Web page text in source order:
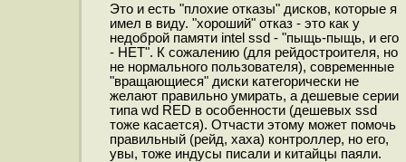
Это и есть "плохие отказы" дисков, которые я
имел в виду. "хороший" отказ - это как у
недоброй памяти intel ssd - "пыщь-пыщь, и его
- НЕТ". К сожалению (для рейдостроителя, но
не нормального пользователя), современные
"вращающиеся" диски категорически не
желают правильно умирать, а дешевые серии
типа wd RED в особенности (дешевых ssd
тоже касается). Отчасти этому может помочь
правильный (рейд, хаха) контроллер, но его,
увы, тоже индусы писали и китайцы паяли.